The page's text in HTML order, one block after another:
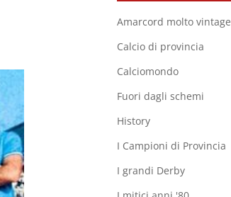
Amarcord molto vintage
Calcio di provincia
Calciomondo
Fuori dagli schemi
History
I Campioni di Provincia
I grandi Derby